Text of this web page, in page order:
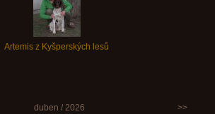
Artemis z Kyšperských lesů
duben / 2026 >>